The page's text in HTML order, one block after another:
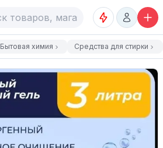
Бытовая химия Средства для стирки